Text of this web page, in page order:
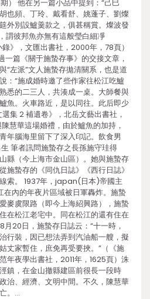
） 他在另一篇小品中提到：“己巳
也頻、丁玲、戴看舒、姚蓬子、劉燦
外別設鱸羹款之，俱甚稱賞。燦波發
彼邦魚亦無有這般瑩白細凈
》，文匯出書社，2000年，78頁）
篇《關于施蟄存事》的交接文章，
“左派”文人施蟄存拋清關系，也是道
：“施成婚時邀了些作家往松江吃鱸
悉的二三人，共湊成一桌。大師餐與
魚。火車路近，是以同往。此后即少
集 2 補遺卷》，北岳文藝出書社，
慧華這場婚禮，由於鱸魚的加持，
年腦海里留下了深入印記。飲食男
筆者訊問施蟄存之長孫施守珪得
縣（今上海市金山區）。她與施蟄存
施蟄存的《同仇日誌》《西行日誌》
索。 1937年，japan(日本)帝國主
內的年夜片區域被日軍轟炸。施蟄
麥虞限路（即今上海紹興路），施蟄
在松江老宅中。同在松江的還有住在
20日，施蟄存日誌云：“十一時，
行裝，因已想法弄到汽油船一艘，擬
丈家暫住，庶免再受要挾。”（《施
年夜學出書社，2011年，1625頁）洙
鎮，在金山撤縣建區前很長一段時
治、經濟、文明中間。不久，陳慧華
。…